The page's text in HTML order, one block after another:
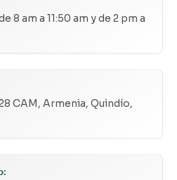
8 am a 11:50 am y de 2 pm a
CAM, Armenia, Quindío,